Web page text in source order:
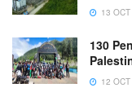
13
130
12